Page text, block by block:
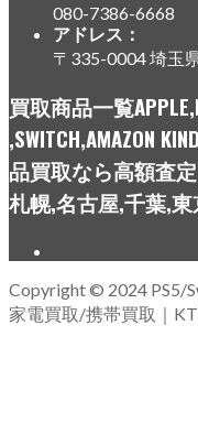
080-7386-6668
アドレス：
〒335-0004 埼玉
買取商品一覧
,SWITCH,AMAZON
品買取なら高額査
札幌,名古屋,千葉,
Copyright © 2024 PS5/
家電買取/携帯買取｜